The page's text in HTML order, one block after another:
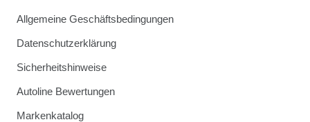
Allgemeine Geschäftsbedingungen
Datenschutzerklärung
Sicherheitshinweise
Autoline Bewertungen
Markenkatalog